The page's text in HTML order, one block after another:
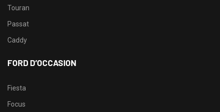
Touran
Passat
Caddy
FORD D’OCCASION
Fiesta
Focus